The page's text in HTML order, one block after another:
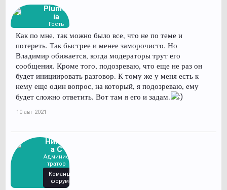
Plumer
ia
Гость
Как по мне, так можно было все, что не по теме и
потереть. Так быстрее и менее заморочисто. Но
Владимир обижается, когда модераторы трут его
сообщения. Кроме того, подозреваю, что еще не раз он
будет инициировать разговор. К тому же у меня есть к
нему еще один вопрос, на который, я подозреваю, ему
будет сложно ответить. Вот там я его и задам.
10 авг 2021
Никит
а С
Админис
тратор
Команда
форума